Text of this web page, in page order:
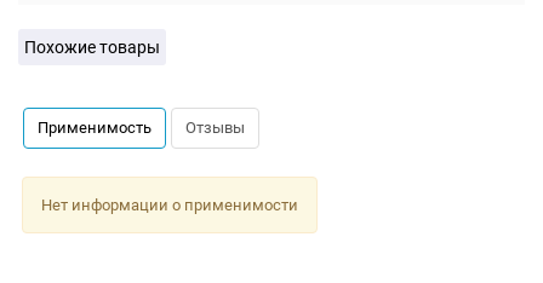
Похожие товары
Применимость Отзывы
Нет информации о применимости